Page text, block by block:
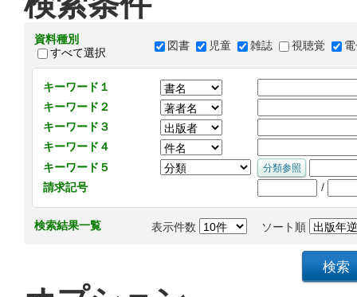
資料種別
すべて選択
図書 児童 雑誌 視聴覚
キーワード１
キーワード２
キーワード３
キーワード４
キーワード５
請求記号
/
検索結果一覧 表示件数 ソート順